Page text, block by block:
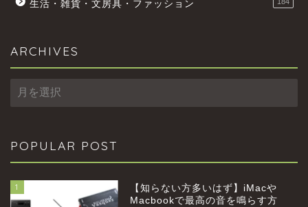
生活・雑貨・文房具・ファッション
ARCHIVES
POPULAR POST
1
【知らない方多いはず】iMacや
Macbookで最高の音を鳴らす方